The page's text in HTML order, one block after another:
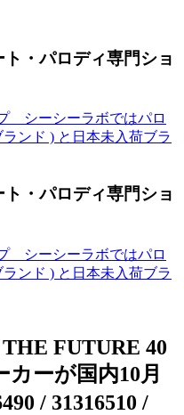
・パロディ専門ショ
・パロディ専門ショ
FUTURE 40
ーが国内10月
/ 31316510 /